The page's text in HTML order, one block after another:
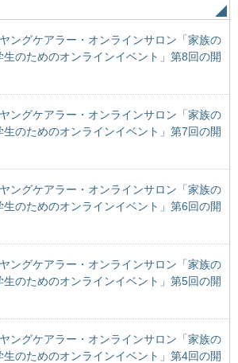
ングケアラー・オンラインサロン「家族の
のためのオンラインイベント」第8回の開
ングケアラー・オンラインサロン「家族の
のためのオンラインイベント」第7回の開
ングケアラー・オンラインサロン「家族の
のためのオンラインイベント」第6回の開
ングケアラー・オンラインサロン「家族の
のためのオンラインイベント」第5回の開
ングケアラー・オンラインサロン「家族の
のためのオンラインイベント」第4回の開